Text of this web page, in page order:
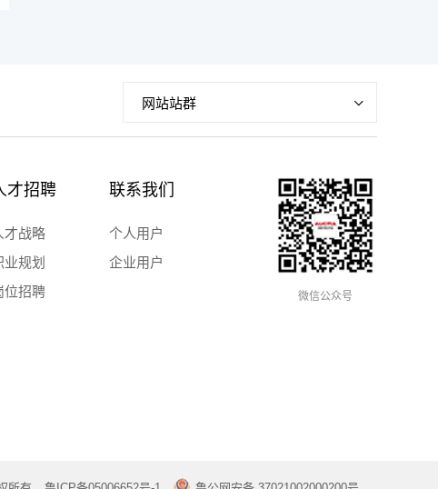
网站站群
才招聘
才战略
业规划
位招聘
联系我们
个人用户
企业用户
微信公众号